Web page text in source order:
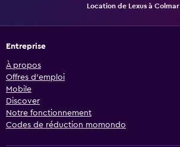
Location de Lexus à Colmar
Entreprise
À propos
Offres d’emploi
Mobile
Discover
Notre fonctionnement
Codes de réduction momondo